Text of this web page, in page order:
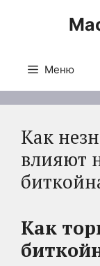
Меню
Как
влияют
Как